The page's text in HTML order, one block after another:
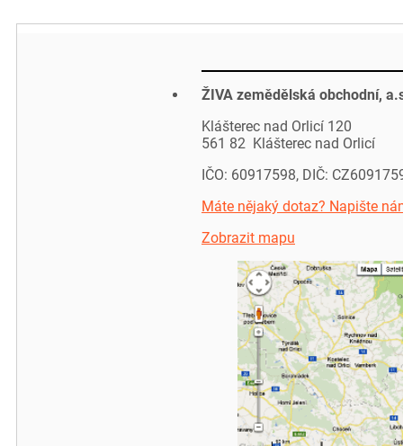
ŽIVA zemědělská obchodní,
Klášterec nad Orlicí 120
561 82 Klášterec nad Orlicí
IČO: 60917598, DIČ:
Máte nějaký dotaz? Napište
Zobrazit mapu